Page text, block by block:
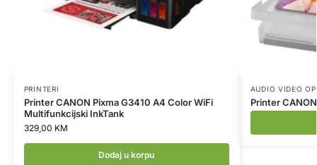
PRINTERI
Printer CANON Pixma G3410 A4 Color WiFi
Multifunkcijski InkTank
329,00 KM
Dodaj u korpu
AUDIO VIDEO
Printer